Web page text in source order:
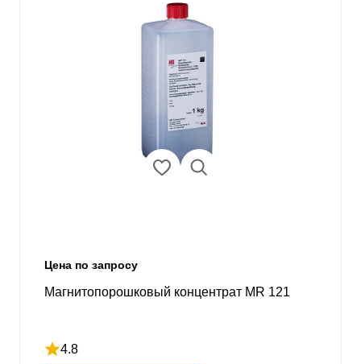
Цена по запросу
Магнитопорошковый концентрат MR 121
4.8
Рейтинг 4.8 из 5